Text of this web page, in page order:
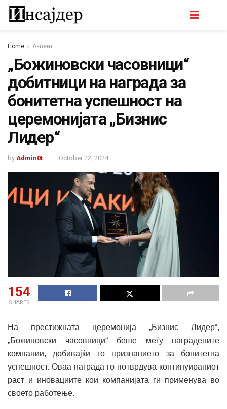
Home Акцент
„Божиновски часовници“
добитници на награда за
бонитетна успешност на
церемонијата „Бизнис
Лидер“
by Admin0t October 22, 2024
154
SHARES
На престижната церемонија „Бизнис Лидер“,
„Божиновски часовници“ беше меѓу наградените
компании, добивајќи го признанието за бонитетна
успешност. Оваа награда го потврдува континуираниот
раст и иновациите кои компанијата ги применува во
своето работење.